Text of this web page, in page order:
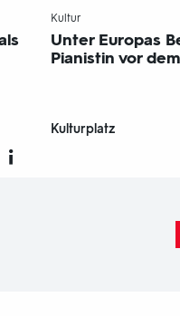
Kultur
Unter Europas
Pianistin vor
Kulturplatz